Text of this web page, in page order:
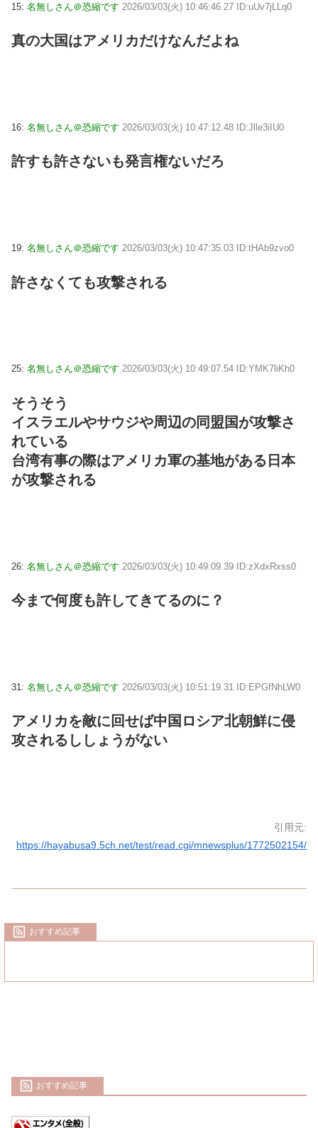
15: 名無しさん＠恐縮です 2026/03/03(火) 10:46:46.27 ID:uUv7jLLq0
真の大国はアメリカだけなんだよね
16: 名無しさん＠恐縮です 2026/03/03(火) 10:47:12.48 ID:Jlle3iIU0
許すも許さないも発言権ないだろ
19: 名無しさん＠恐縮です 2026/03/03(火) 10:47:35.03 ID:tHAb9zvo0
許さなくても攻撃される
25: 名無しさん＠恐縮です 2026/03/03(火) 10:49:07.54 ID:YMK7liKh0
そうそう
イスラエルやサウジや周辺の同盟国が攻撃さ
れている
台湾有事の際はアメリカ軍の基地がある日本
が攻撃される
26: 名無しさん＠恐縮です 2026/03/03(火) 10:49:09.39 ID:zXdxRxss0
今まで何度も許してきてるのに？
31: 名無しさん＠恐縮です 2026/03/03(火) 10:51:19.31 ID:EPGfNhLW0
アメリカを敵に回せば中国ロシア北朝鮮に侵
攻されるししょうがない
引用元:
https://hayabusa9.5ch.net/test/read.cgi/mnewsplus/1772502154/
おすすめ記事
おすすめ記事